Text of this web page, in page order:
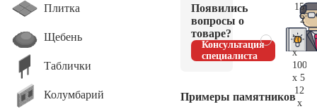
Плитка
Щебень
Таблички
Колумбарий
Появились
вопросы о
товаре?
Консультация
специалиста
Примеры памятников
15
70
x
100
x 5
12
x